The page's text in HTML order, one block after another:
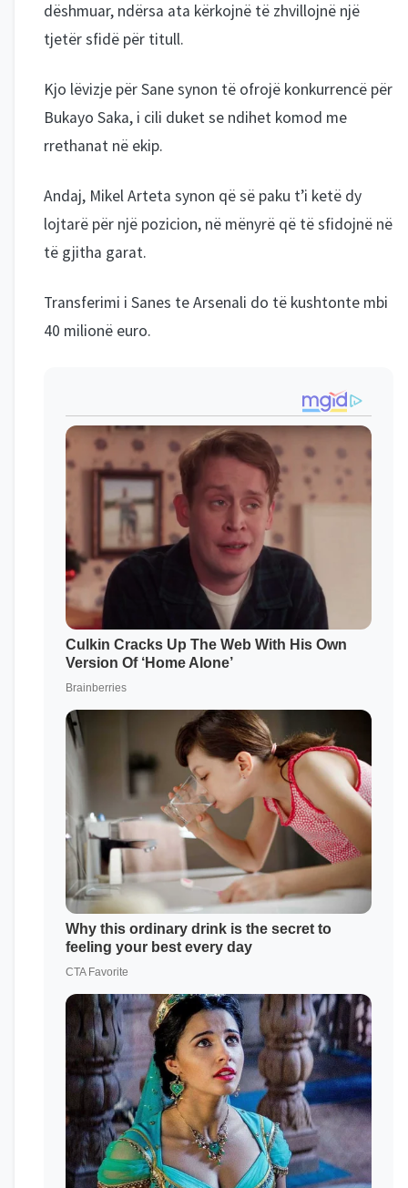
dëshmuar, ndërsa ata kërkojnë të zhvillojnë një
tjetër sfidë për titull.
Kjo lëvizje për Sane synon të ofrojë konkurrencë për
Bukayo Saka, i cili duket se ndihet komod me
rrethanat në ekip.
Andaj, Mikel Arteta synon që së paku t’i ketë dy
lojtarë për një pozicion, në mënyrë që të sfidojnë në
të gjitha garat.
Transferimi i Sanes te Arsenali do të kushtonte mbi
40 milionë euro.